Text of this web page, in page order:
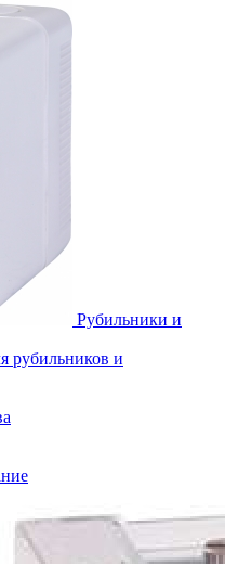
Рубильники и
рубильников и